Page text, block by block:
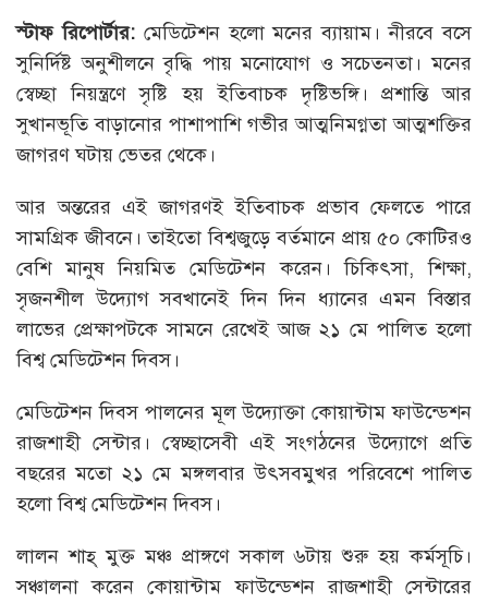
স্টাফ রিপোর্টার:মেডিটেশন হলো মনের ব্যায়াম। নীরবে বসে
সুনির্দিষ্ট অনুশীলনে বৃদ্ধি পায় মনোযোগ ও সচেতনতা। মনের
স্বেচ্ছা নিয়ন্ত্রণে সৃষ্টি হয় ইতিবাচক দৃষ্টিভঙ্গি। প্রশান্তি আর
সুখানভূতি বাড়ানোর পাশাপাশি গভীর আত্মনিমগ্নতা আত্মশক্তির
জাগরণ ঘটায় ভেতর থেকে।
আর অন্তরের এই জাগরণই ইতিবাচক প্রভাব ফেলতে পারে
সামগ্রিক জীবনে। তাইতো বিশ্বজুড়ে বর্তমানে প্রায় ৫০ কোটিরও
বেশি মানুষ নিয়মিত মেডিটেশন করেন। চিকিৎসা, শিক্ষা,
সৃজনশীল উদ্যোগ সবখানেই দিন দিন ধ্যানের এমন বিস্তার
লাভের প্রেক্ষাপটকে সামনে রেখেই আজ ২১ মে পালিত হলো
বিশ্ব মেডিটেশন দিবস।
মেডিটেশন দিবস পালনের মূল উদ্যোক্তা কোয়ান্টাম ফাউন্ডেশন
রাজশাহী সেন্টার। স্বেচ্ছাসেবী এই সংগঠনের উদ্যোগে প্রতি
বছরের মতো ২১ মে মঙ্গলবার উৎসবমুখর পরিবেশে পালিত
হলো বিশ্ব মেডিটেশন দিবস।
লালন শাহ্ মুক্ত মঞ্চ প্রাঙ্গণে সকাল ৬টায় শুরু হয় কর্মসূচি।
সঞ্চালনা করেন কোয়ান্টাম ফাউন্ডেশন রাজশাহী সেন্টারের